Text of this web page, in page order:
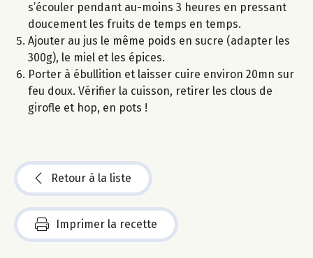
s’écouler pendant au-moins 3 heures en pressant
doucement les fruits de temps en temps.
Ajouter au jus le même poids en sucre (adapter les
300g), le miel et les épices.
Porter à ébullition et laisser cuire environ 20mn sur
feu doux. Vérifier la cuisson, retirer les clous de
girofle et hop, en pots !
Retour à la liste
Imprimer la recette